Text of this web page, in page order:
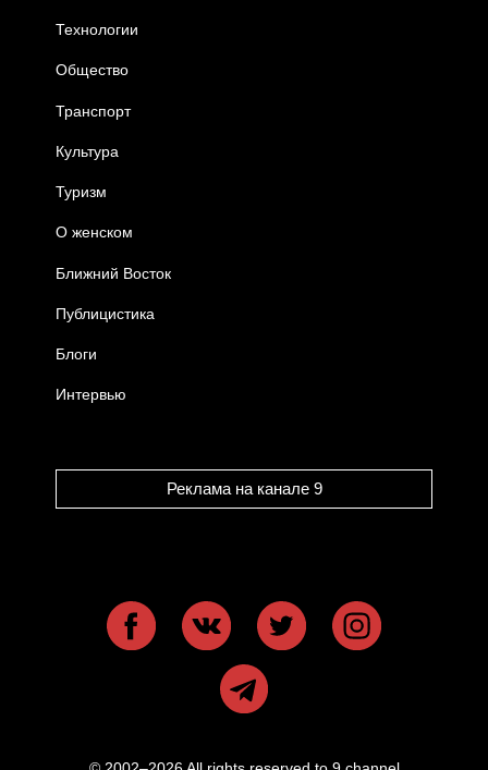
Технологии
Общество
Транспорт
Культура
Туризм
О женском
Ближний Восток
Публицистика
Блоги
Интервью
Реклама на канале 9